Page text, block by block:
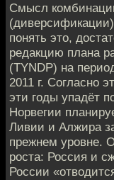
Смысл
понять это,
редакцию плана
(TYNDP) на
2011 г. Согласно
эти годы упадёт
Норвегии
Ливии и Алжира
прежнем уровне.
роста: Россия и
России